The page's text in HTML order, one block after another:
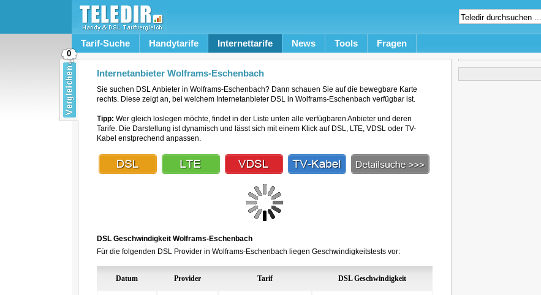
Tarif-Suche Handytarife Internettarife News Tools Fragen
Internetanbieter Wolframs-Eschenbach
Sie suchen DSL Anbieter in Wolframs-Eschenbach? Dann schauen Sie auf die bewegbare Karte
rechts. Diese zeigt an, bei welchem Internetanbieter DSL in Wolframs-Eschenbach verfügbar ist.
Tipp: Wer gleich loslegen möchte, findet in der Liste unten alle verfügbaren Anbieter und deren
Tarife. Die Darstellung ist dynamisch und lässt sich mit einem Klick auf DSL, LTE, VDSL oder TV-
Kabel enstprechend anpassen.
DSL Geschwindigkeit Wolframs-Eschenbach
Für die folgenden DSL Provider in Wolframs-Eschenbach liegen Geschwindigkeitstests vor:
Datum Provider Tarif DSL Geschwindigkeit
0